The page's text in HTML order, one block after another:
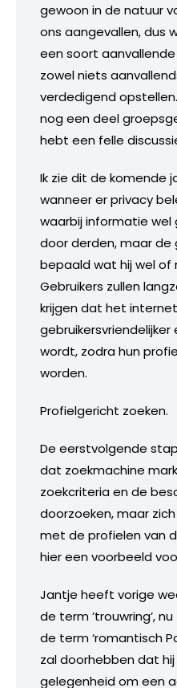
gewoon in de natuur
ons aangevallen, dus
een soort
zowel niets
verdedigend
nog een deel
hebt een felle
Ik zie dit de komende
wanneer er privacy
waarbij informatie wel
door derden, maar de
bepaald wat hij wel of
Gebruikers zullen
krijgen dat het
wordt, zodra hun
worden.
Profielgericht zoeken.
De eerstvolgende
dat zoekmachine
zoekcriteria en de
doorzoeken, maar
met de profielen van
hier een voorbeeld
Jantje heeft vorige
de term ’trouwring’,
de term ‘romantisch
zal doorhebben dat
gelegenheid om een